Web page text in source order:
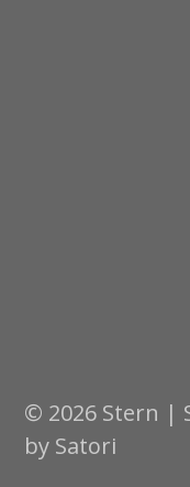
© 2026 Stern |
by Satori